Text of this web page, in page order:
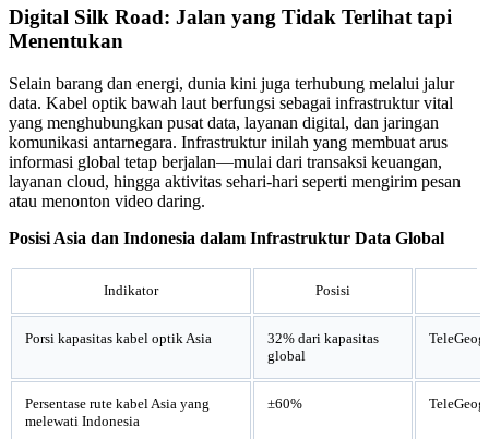
Digital Silk Road: Jalan yang Tidak Terlihat tapi
Menentukan
Selain barang dan energi, dunia kini juga terhubung melalui jalur
data. Kabel optik bawah laut berfungsi sebagai infrastruktur vital
yang menghubungkan pusat data, layanan digital, dan jaringan
komunikasi antarnegara. Infrastruktur inilah yang membuat arus
informasi global tetap berjalan—mulai dari transaksi keuangan,
layanan cloud, hingga aktivitas sehari-hari seperti mengirim pesan
atau menonton video daring.
Posisi Asia dan Indonesia dalam Infrastruktur Data Global
Indikator Posisi
Porsi kapasitas kabel optik Asia
32% dari kapasitas
global
Persentase rute kabel Asia yang
melewati Indonesia
±60%